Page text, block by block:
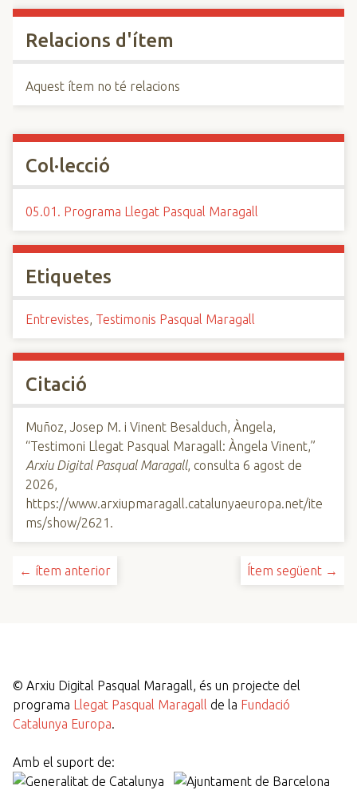
Relacions d'ítem
Aquest ítem no té relacions
Col·lecció
05.01. Programa Llegat Pasqual Maragall
Etiquetes
Entrevistes, Testimonis Pasqual Maragall
Citació
Muñoz, Josep M. i Vinent Besalduch, Àngela,
“Testimoni Llegat Pasqual Maragall: Àngela Vinent,”
Arxiu Digital Pasqual Maragall, consulta 6 agost de
2026,
https://www.arxiupmaragall.catalunyaeuropa.net/ite
ms/show/2621 .
← ítem anterior Ítem següent →
© Arxiu Digital Pasqual Maragall, és un projecte del
programa Llegat Pasqual Maragall de la Fundació
Catalunya Europa.
Amb el suport de: